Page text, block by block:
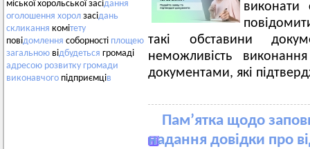
міської хорольської засідання
оголошення хорол засідань
скликання комітету
повідомлення соборності площею
загальною відбудеться громаді
адресою розвитку громади
виконавчого підприємців
виконати
такі обставини
неможливість
документами, які
Пам’ятка щодо
надання довідки про